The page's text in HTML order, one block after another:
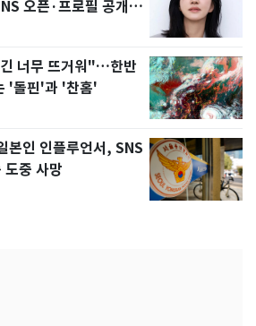
오픈·프로필 공개
너무 뜨거워"…한반
'돌핀'과 '찬홈'
본인 인플루언서, SNS
도중 사망